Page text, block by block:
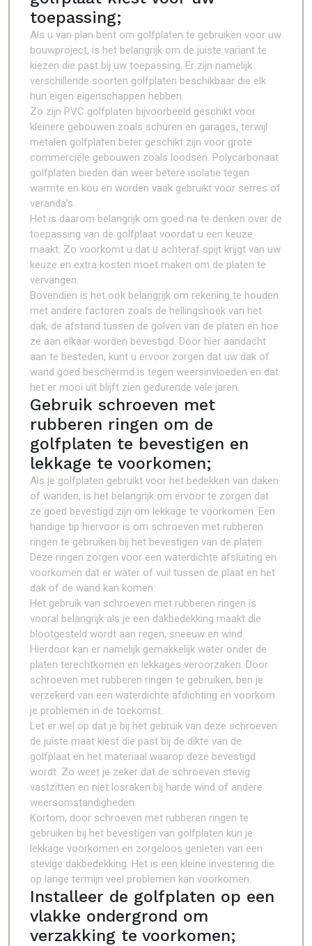
toepassing;
Als u van plan bent om golfplaten te gebruiken voor uw
bouwproject, is het belangrijk om de juiste variant te
kiezen die past bij uw toepassing. Er zijn namelijk
verschillende soorten golfplaten beschikbaar die elk
hun eigen eigenschappen hebben.
Zo zijn PVC golfplaten bijvoorbeeld geschikt voor
kleinere gebouwen zoals schuren en garages, terwijl
metalen golfplaten beter geschikt zijn voor grote
commerciële gebouwen zoals loodsen. Polycarbonaat
golfplaten bieden dan weer betere isolatie tegen
warmte en kou en worden vaak gebruikt voor serres of
veranda’s.
Het is daarom belangrijk om goed na te denken over de
toepassing van de golfplaat voordat u een keuze
maakt. Zo voorkomt u dat u achteraf spijt krijgt van uw
keuze en extra kosten moet maken om de platen te
vervangen.
Bovendien is het ook belangrijk om rekening te houden
met andere factoren zoals de hellingshoek van het
dak, de afstand tussen de golven van de platen en hoe
ze aan elkaar worden bevestigd. Door hier aandacht
aan te besteden, kunt u ervoor zorgen dat uw dak of
wand goed beschermd is tegen weersinvloeden en dat
het er mooi uit blijft zien gedurende vele jaren.
Gebruik schroeven met
rubberen ringen om de
golfplaten te bevestigen en
lekkage te voorkomen;
Als je golfplaten gebruikt voor het bedekken van daken
of wanden, is het belangrijk om ervoor te zorgen dat
ze goed bevestigd zijn om lekkage te voorkomen. Een
handige tip hiervoor is om schroeven met rubberen
ringen te gebruiken bij het bevestigen van de platen.
Deze ringen zorgen voor een waterdichte afsluiting en
voorkomen dat er water of vuil tussen de plaat en het
dak of de wand kan komen.
Het gebruik van schroeven met rubberen ringen is
vooral belangrijk als je een dakbedekking maakt die
blootgesteld wordt aan regen, sneeuw en wind.
Hierdoor kan er namelijk gemakkelijk water onder de
platen terechtkomen en lekkages veroorzaken. Door
schroeven met rubberen ringen te gebruiken, ben je
verzekerd van een waterdichte afdichting en voorkom
je problemen in de toekomst.
Let er wel op dat je bij het gebruik van deze schroeven
de juiste maat kiest die past bij de dikte van de
golfplaat en het materiaal waarop deze bevestigd
wordt. Zo weet je zeker dat de schroeven stevig
vastzitten en niet losraken bij harde wind of andere
weersomstandigheden.
Kortom, door schroeven met rubberen ringen te
gebruiken bij het bevestigen van golfplaten kun je
lekkage voorkomen en zorgeloos genieten van een
stevige dakbedekking. Het is een kleine investering die
op lange termijn veel problemen kan voorkomen.
Installeer de golfplaten op een
vlakke ondergrond om
verzakking te voorkomen;